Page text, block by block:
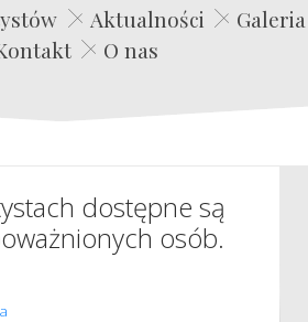
Edwin Film Agencja Aktorska
Aktualności
Galeria
O nas
dostępne są
osób.